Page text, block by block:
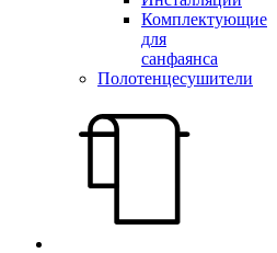
Комплектующие
для
санфаянса
Полотенцесушители